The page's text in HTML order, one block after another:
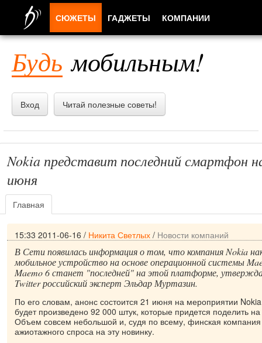
Будь мобильным!
Вход Читай полезные советы!
Nokia представит последний смартфон
июня
Главная
15:33 2011-06-16 / Никита Светлых / Новости компаний
В Сети появилась информация о том, что компания Nokia
мобильное устройство на основе операционной системы
Maemo 6 станет "последней" на этой платформе,
Twitter российский эксперт Эльдар Муртазин.
По его словам, анонс состоится 21 июня на мероприятии
будет произведено 92 000 штук, которые придется поделить
Объем совсем небольшой и, судя по всему, финская
ажиотажного спроса на эту новинку.
СЮЖЕТЫ ГАДЖЕТЫ КОМПАНИИ
ПРИЛОЖЕНИЯ